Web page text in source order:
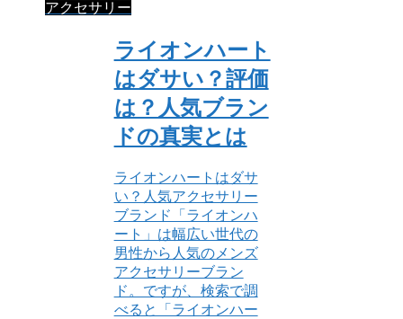
アクセサリー
ライオンハート
はダサい？評価
は？人気ブラン
ドの真実とは
ライオンハートはダサ
い？人気アクセサリー
ブランド「ライオンハ
ート」は幅広い世代の
男性から人気のメンズ
アクセサリーブラン
ド。ですが、検索で調
べると「ライオンハー